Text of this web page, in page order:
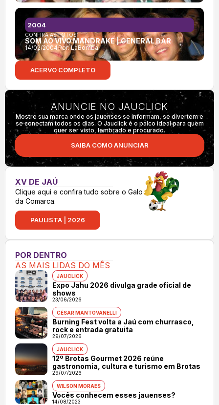
CONFIRA AS FOTOS:
SOM AO VIVO MANDRAKE | GENERAL BAR
14/02/2004Por:LaBomba
2004
ACERVO COMPLETO
ANUNCIE NO JAUCLICK
Mostre sua marca onde os jauenses se informam, se divertem e
se conectam todos os dias. O Jauclick é o palco ideal para quem
quer ser visto, lembrado e procurado.
SAIBA COMO ANUNCIAR
XV DE JAÚ
Clique aqui e confira tudo sobre o Galo
da Comarca.
PAULISTA | 2026
POR DENTRO
AS MAIS LIDAS DO MÊS
JAUCLICK
Expo Jahu 2026 divulga grade oficial de
shows
23/06/2026
CÉSAR MANTOVANELLI
Burning Fest volta a Jaú com churrasco,
rock e entrada gratuita
29/07/2026
JAUCLICK
12º Brotas Gourmet 2026 reúne
gastronomia, cultura e turismo em Brotas
29/07/2026
WILSON MORAES
Vocês conhecem esses jauenses?
14/08/2023